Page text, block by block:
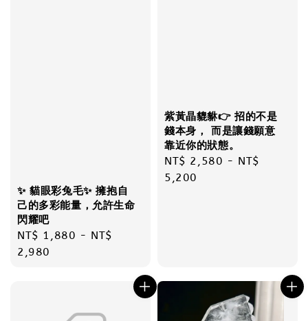
✨ 貓眼彩兔毛✨ 擁抱自
己的多彩能量，允許生命
閃耀吧
Regular
price
NT$ 1,880 - NT$
2,980
紫黃晶貔貅👉 招的不是
錢本身， 而是讓錢願意
靠近你的狀態。
Regular
price
NT$ 2,580 - NT$
5,200